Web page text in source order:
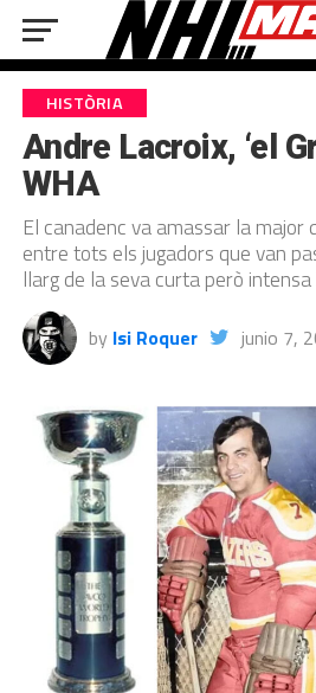
HISTÒRIA
Andre Lacroix, ‘el
WHA
El canadenc va amassar la
entre tots els jugadors que van
llarg de la seva curta però
by Isi Roquer junio 7,